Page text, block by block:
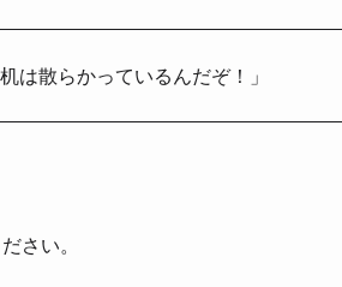
は散らかっているんだぞ！」
さい。